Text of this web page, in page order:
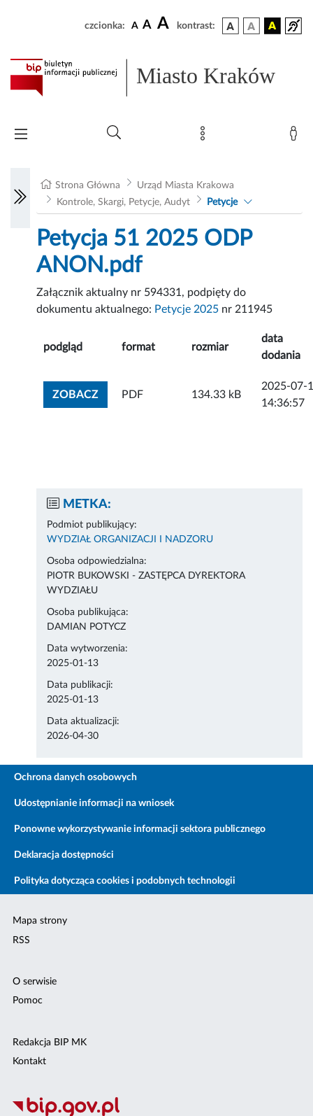
czcionka: A A A kontrast:
Miasto Kraków
Strona Główna
Urząd Miasta Krakowa
Kontrole, Skargi, Petycje, Audyt
Petycje
Petycja 51 2025 ODP
ANON.pdf
Załącznik aktualny nr 594331, podpięty do
dokumentu aktualnego: Petycje 2025 nr 211945
podgląd format rozmiar
data
dodania
ZOBACZZOBACZ ZAŁĄCZNIK
PDF 134.33 kB
2025-07-
14:36:57
METKA:
Podmiot publikujący:
WYDZIAŁ ORGANIZACJI I NADZORU
Osoba odpowiedzialna:
PIOTR BUKOWSKI - ZASTĘPCA DYREKTORA
WYDZIAŁU
Osoba publikująca:
DAMIAN POTYCZ
Data wytworzenia:
2025-01-13
Data publikacji:
2025-01-13
Data aktualizacji:
2026-04-30
Ochrona danych osobowych
Udostępnianie informacji na wniosek
Ponowne wykorzystywanie informacji sektora publicznego
Deklaracja dostępności
Polityka dotycząca cookies i podobnych technologii
Mapa strony
RSS
O serwisie
Pomoc
Redakcja BIP MK
Kontakt